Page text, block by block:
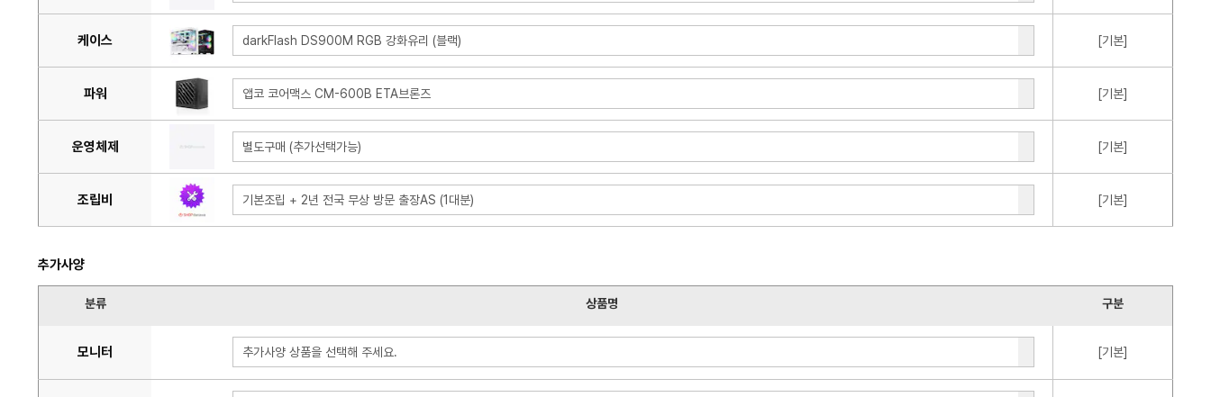
케이스 darkFlash DS900M RGB 강화유리 (블랙) [기본]
파워 앱코 코어맥스 CM-600B ETA브론즈 [기본]
운영체제 별도구매 (추가선택가능) [기본]
조립비 기본조립 + 2년 전국 무상 방문 출장AS (1대분) [기본]
추가사양
분류 상품명 구분
모니터 추가사양 상품을 선택해 주세요. [기본]